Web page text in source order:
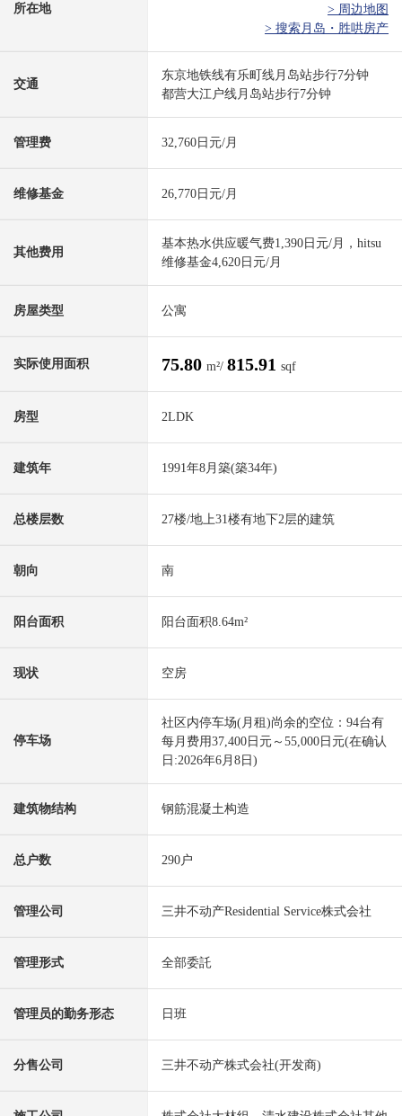
所在地
> 周边地图
> 搜索月岛・胜哄房产
交通
东京地铁线有乐町线月岛站步行7分钟
都营大江户线月岛站步行7分钟
管理费 32,760日元/月
维修基金 26,770日元/月
其他费用
基本热水供应暖气费1,390日元/月，hitsu
维修基金4,620日元/月
房屋类型 公寓
实际使用面积 75.80 m²/ 815.91 sqf
房型 2LDK
建筑年 1991年8月築(築34年)
总楼层数 27楼/地上31楼有地下2层的建筑
朝向 南
阳台面积 阳台面积8.64m²
现状 空房
停车场
社区内停车场(月租)尚余的空位：94台有
每月费用37,400日元～55,000日元(在确认
日:2026年6月8日)
建筑物结构 钢筋混凝土构造
总户数 290户
管理公司 三井不动产Residential Service株式会社
管理形式 全部委託
管理员的勤务形态 日班
分售公司 三井不动产株式会社(开发商)